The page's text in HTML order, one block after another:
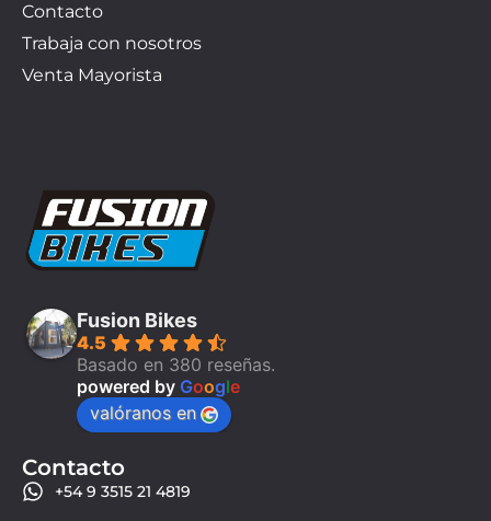
Contacto
Trabaja con nosotros
Venta Mayorista
Fusion Bikes
4.5
Basado en 380 reseñas.
powered by Google
valóranos en
Contacto
+54 9 3515 21 4819